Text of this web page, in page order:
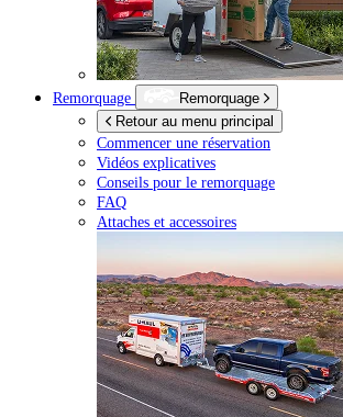
Remorquage
Remorquage
Retour au menu principal
Commencer une réservation
Vidéos explicatives
Conseils pour le remorquage
FAQ
Attaches et accessoires